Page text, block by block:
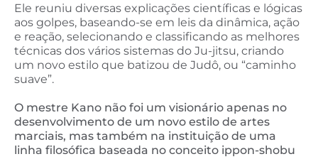
Ele reuniu diversas explicações científicas e lógicas
aos golpes, baseando-se em leis da dinâmica, ação
e reação, selecionando e classificando as melhores
técnicas dos vários sistemas do Ju-jitsu, criando
um novo estilo que batizou de Judô, ou “caminho
suave”.
O mestre Kano não foi um visionário apenas no
desenvolvimento de um novo estilo de artes
marciais, mas também na instituição de uma
linha filosófica baseada no conceito ippon-shobu